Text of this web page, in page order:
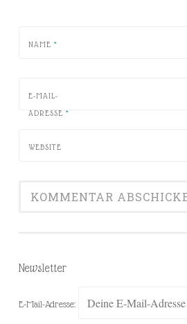
NAME *
E-MAIL-
ADRESSE *
WEBSITE
Newsletter
E-Mail-Adresse: